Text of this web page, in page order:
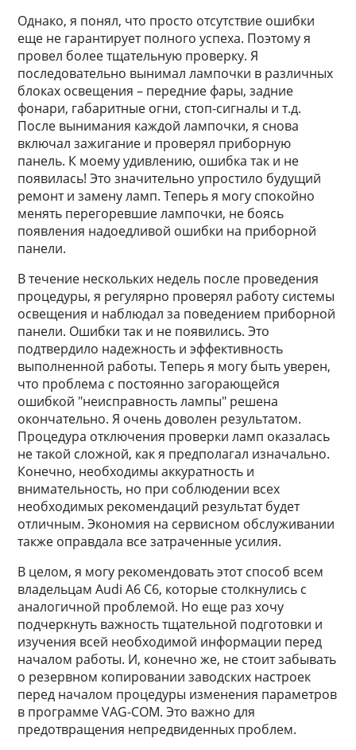
Однако, я понял, что просто отсутствие ошибки
еще не гарантирует полного успеха. Поэтому я
провел более тщательную проверку. Я
последовательно вынимал лампочки в различных
блоках освещения – передние фары, задние
фонари, габаритные огни, стоп-сигналы и т.д.
После вынимания каждой лампочки, я снова
включал зажигание и проверял приборную
панель. К моему удивлению, ошибка так и не
появилась! Это значительно упростило будущий
ремонт и замену ламп. Теперь я могу спокойно
менять перегоревшие лампочки, не боясь
появления надоедливой ошибки на приборной
панели.
В течение нескольких недель после проведения
процедуры, я регулярно проверял работу системы
освещения и наблюдал за поведением приборной
панели. Ошибки так и не появились. Это
подтвердило надежность и эффективность
выполненной работы. Теперь я могу быть уверен,
что проблема с постоянно загорающейся
ошибкой "неисправность лампы" решена
окончательно. Я очень доволен результатом.
Процедура отключения проверки ламп оказалась
не такой сложной, как я предполагал изначально.
Конечно, необходимы аккуратность и
внимательность, но при соблюдении всех
необходимых рекомендаций результат будет
отличным. Экономия на сервисном обслуживании
также оправдала все затраченные усилия.
В целом, я могу рекомендовать этот способ всем
владельцам Audi A6 C6, которые столкнулись с
аналогичной проблемой. Но еще раз хочу
подчеркнуть важность тщательной подготовки и
изучения всей необходимой информации перед
началом работы. И, конечно же, не стоит забывать
о резервном копировании заводских настроек
перед началом процедуры изменения параметров
в программе VAG-COM. Это важно для
предотвращения непредвиденных проблем.